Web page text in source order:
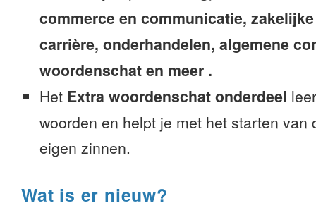
commerce en communicatie,
carrière, onderhandelen, algemene
woordenschat en meer .
Het Extra woordenschat onderdeel
woorden en helpt je met het starten van
eigen zinnen.
Wat is er nieuw?